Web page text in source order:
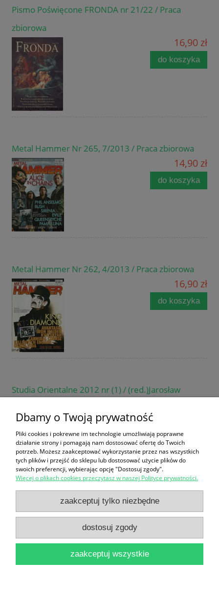
Pismo Poświęcone FRONDA nr 21/22 / Praca
zbiorowa
16,90 zł
do koszyka
Metal Hammer Nr 265, 7/2013 / Praca zbiorowa
14,90 zł
do koszyka
Metal Hammer Nr 262, 4/2013 / Praca zbiorowa
16,90 zł
do koszyka
Studia Orientalne 2012 nr (1) / (red.)Jarosław
do koszyka
Chłopcy z namiotu nr 13 / Benno Pludra
16,90 zł
Dbamy o Twoją prywatność
Pliki cookies i pokrewne im technologie umożliwiają poprawne
działanie strony i pomagają nam dostosować ofertę do Twoich
potrzeb. Możesz zaakceptować wykorzystanie przez nas wszystkich
tych plików i przejść do sklepu lub dostosować użycie plików do
swoich preferencji, wybierając opcję "Dostosuj zgody".
Więcej o plikach cookies przeczytasz w naszej Polityce prywatności.
zaakceptuj tylko niezbędne
dostosuj zgody
zaakceptuj wszystkie